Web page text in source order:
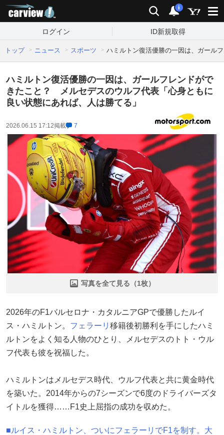
検索 通知
i
ログイン ID新規取得
トップ ニュース スポーツ ハミルトン復活優勝の一因は、ガール
ハミルトン復活優勝の一因は、ガールフレンドがで
きたこと？ メルセデスのウルフ代表「心身ともに
良い状態にあれば、人は勝てる」
2026.06.15 17:12掲載 7
写真を全て見る（1枚）
2026年のF1バルセロナ・カタルニアGPで優勝したルイ
ス・ハミルトン。 フェラーリ 移籍後初勝利を手にしたハミ
ルトンをよく知る人物のひとり、メルセデスのトト・ウル
フ代表も彼を祝福した。
ハミルトンはメルセデス時代、ウルフ代表と共に黄金時代
を築いた。2014年からの7シーズンで6度のドライバーズタ
イトルを獲得……F1史上屈指の成功を収めた。
■ルイス・ハミルトン、ついにフェラーリでF1を制す。大